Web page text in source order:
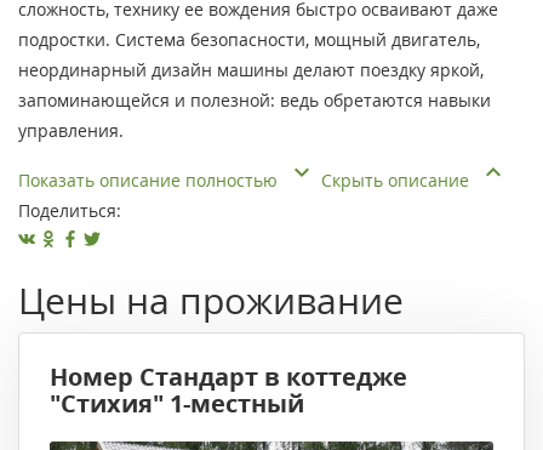
сложность, технику ее вождения быстро осваивают даже
подростки. Система безопасности, мощный двигатель,
неординарный дизайн машины делают поездку яркой,
запоминающейся и полезной: ведь обретаются навыки
управления.
Показать описание полностью
Скрыть описание
Поделиться:
Цены на проживание
Номер Стандарт в коттедже
"Стихия" 1-местный